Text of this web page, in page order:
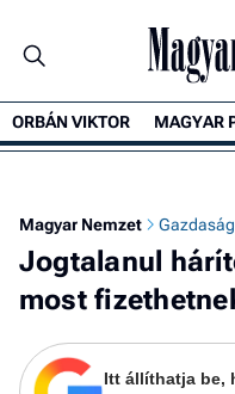
ORBÁN VIKTOR MAGYAR
Magyar Nemzet
Jogtalanul
most
Itt állíthatja be,